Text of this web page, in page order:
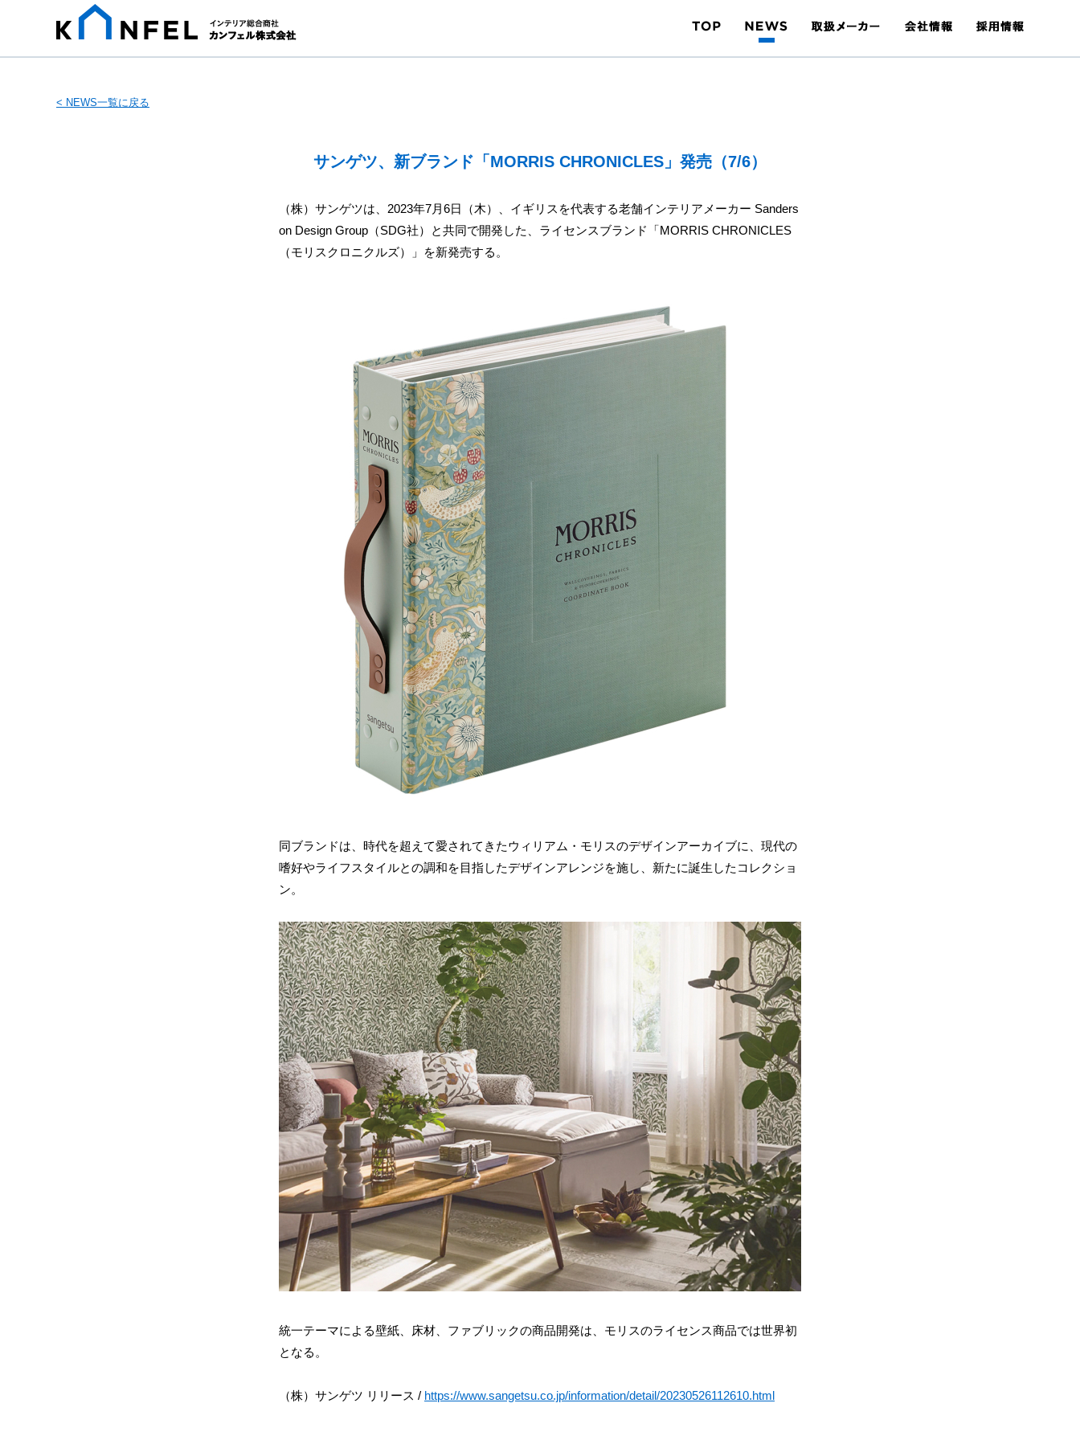
< NEWS一覧に戻る
サンゲツ、新ブランド「MORRIS CHRONICLES」発売（7/6）
（株）サンゲツは、2023年7月6日（木）、イギリスを代表する老舗インテリアメーカー Sanders
on Design Group（SDG社）と共同で開発した、ライセンスブランド「MORRIS CHRONICLES
（モリスクロニクルズ）」を新発売する。
同ブランドは、時代を超えて愛されてきたウィリアム・モリスのデザインアーカイブに、現代の
嗜好やライフスタイルとの調和を目指したデザインアレンジを施し、新たに誕生したコレクショ
ン。
統一テーマによる壁紙、床材、ファブリックの商品開発は、モリスのライセンス商品では世界初
となる。
（株）サンゲツ リリース / https://www.sangetsu.co.jp/information/detail/20230526112610.html